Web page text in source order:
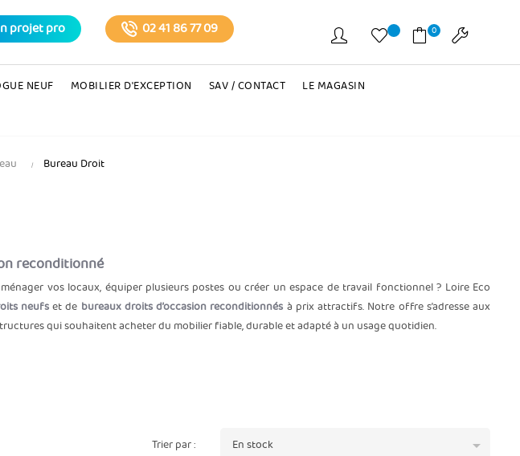
projet pro 02 41 86 77 09 0
NEUF MOBILIER D'EXCEPTION SAV / CONTACT LE MAGASIN
Bureau Droit
reconditionné
vos locaux, équiper plusieurs postes ou créer un espace de travail fonctionnel ? Loire Eco
neufset de bureaux droits d’occasion reconditionnés à prix attractifs. Notre offre s’adresse aux
qui souhaitent acheter du mobilier fiable, durable et adapté à un usage quotidien.
Trier par : En stock 